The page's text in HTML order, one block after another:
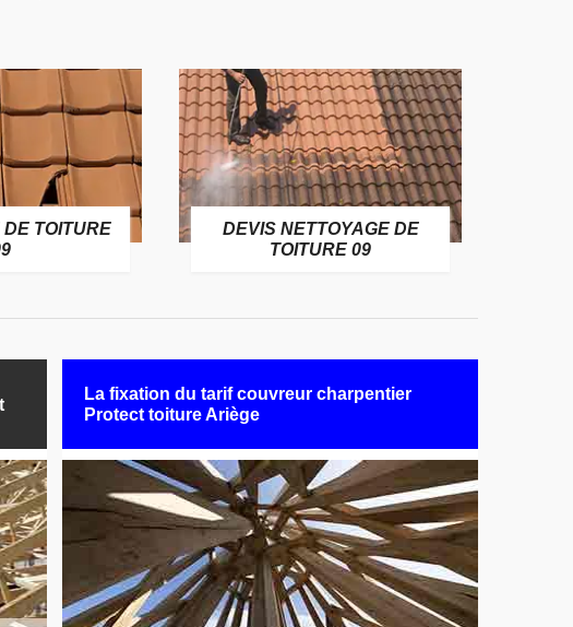
TOITURE
DEVIS NETTOYAGE DE
TOITURE 09
La fixation du tarif couvreur charpentier
Protect toiture Ariège